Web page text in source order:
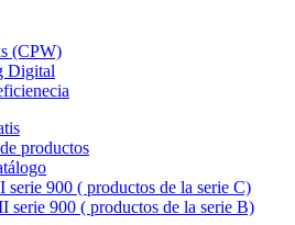
(CPW)
Digital
productos
900 ( productos de la serie C)
serie 900 ( productos de la serie B)